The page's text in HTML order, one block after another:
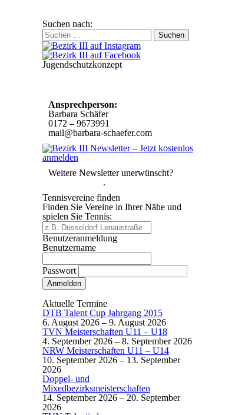
Suchen nach:
Jugendschutzkonzept
Ansprechperson:
Barbara Schäfer
0172 – 9673991
mail@barbara-schaefer.com
Weitere Newsletter unerwünscht?
.
Tennisvereine finden
Finden Sie Vereine in Ihrer Nähe und
spielen Sie Tennis:
Benutzeranmeldung
Benutzername
Passwort
Aktuelle Termine
DTB Talent Cup Jahrgang 2015
6. August 2026– 9. August 2026
TVN Meisterschaften U11 – U18
4. September 2026– 8. September 2026
NRW Meisterschaften U11 – U14
10. September 2026– 13. September
2026
Doppel- und
Mixedbezirksmeisterschaften
14. September 2026– 20. September
2026